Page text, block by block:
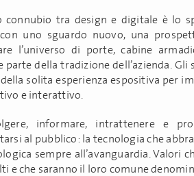
connubio tra design e digitale è lo
uno sguardo nuovo, una
l’universo di porte, cabine
parte della tradizione dell’azienda.
solita esperienza espositiva per
e interattivo.
informare, intrattenere e
al pubblico: la tecnologia che
sempre all’avanguardia. Valori
e che saranno il loro comune